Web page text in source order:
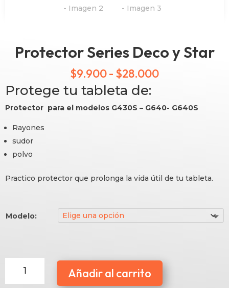
Protector Series Deco y Star
$9.900- $28.000Rango
precios:
hasta
Protege tu tableta de:
Protector para el modelos G430S – G640- G640S
Rayones
sudor
polvo
Practico protector que prolonga la vida útil de tu tableta.
Modelo:
Series
Añadir al carrito